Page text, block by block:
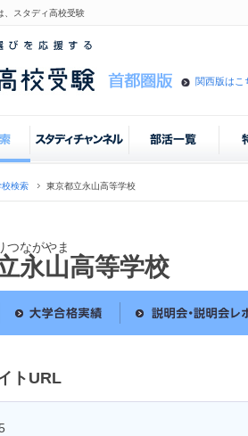
、スタディ高校受験
関西版はこ
校検索 東京都立永山高等学校
つながやま
永山高等学校
トURL